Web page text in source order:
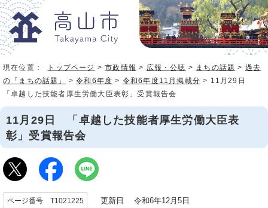
現在位置： トップページ >市政情報 > 広報・公聴 > まちの話題 > 過去
の「まちの話題」
>令和6年度 > 令和6年度11月掲載分 > 11月29日
「卓越した技能者厚生労働大臣表彰」受賞報告会
11月29日 「卓越した技能者厚生労働大臣表
彰」受賞報告会
ページ番号 T1021225 更新日 令和6年12月5日